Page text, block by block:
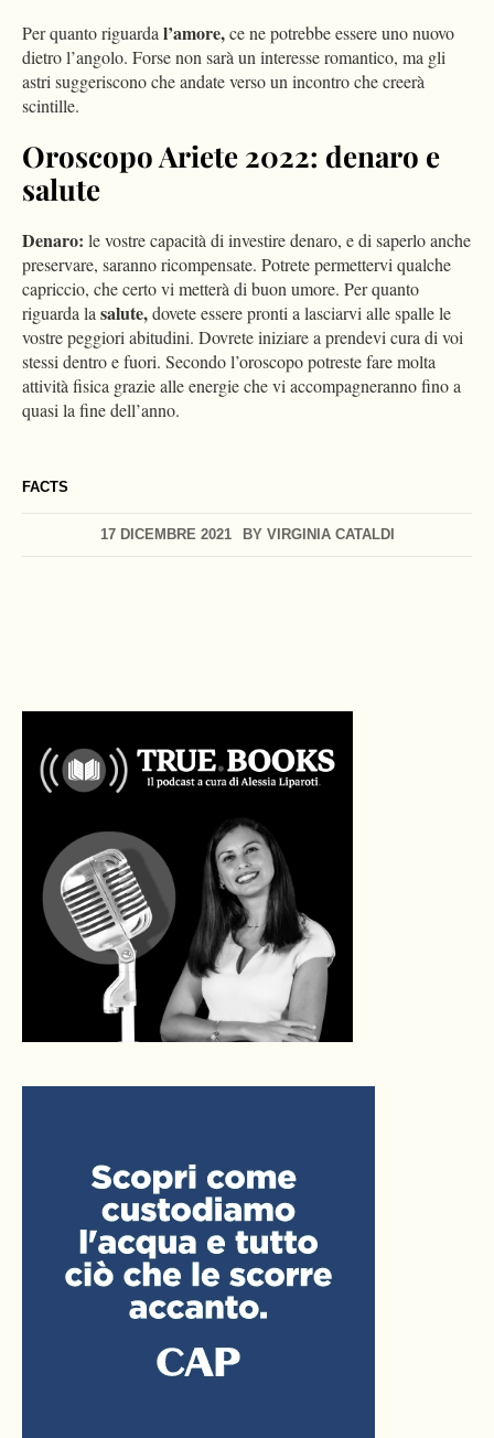
FACTS
17 DICEMBRE 2021 BY VIRGINIA CATALDI
Per quanto riguardal’amore,ce ne potrebbe essere uno nuovo
dietro l’angolo. Forse non sarà un interesse romantico, ma gli
astri suggeriscono che andate verso un incontro che creerà
scintille.
Oroscopo Ariete 2022: denaro e
salute
Denaro: le vostre capacità di investire denaro, e di saperlo anche
preservare, saranno ricompensate. Potrete permettervi qualche
capriccio, che certo vi metterà di buon umore. Per quanto
riguarda lasalute,dovete essere pronti a lasciarvi alle spalle le
vostre peggiori abitudini. Dovrete iniziare a prendevi cura di voi
stessi dentro e fuori. Secondo l’oroscopo potreste fare molta
attività fisica grazie alle energie che vi accompagneranno fino a
quasi la fine dell’anno.